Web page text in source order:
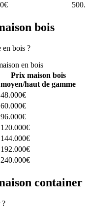
bois
en bois ?
en bois
Prix maison bois
moyen/haut de gamme
48.000€
60.000€
96.000€
120.000€
144.000€
192.000€
240.000€
container
?